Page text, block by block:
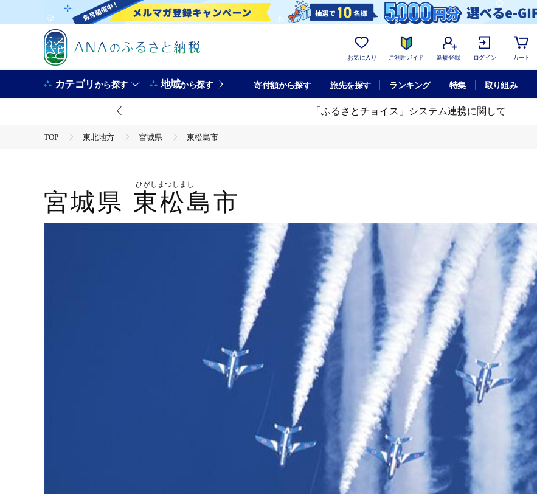
お気に入り ご利用ガイド 新規登録 ログイン カート
カテゴリから探す 地域から探す 寄付額から探す 旅先を探す ランキング 特集 取り組み
「ふるさとチョイス」システム連携に関して
TOP 東北地方 宮城県 東松島市
宮城県 東松島市
ひがしまつしまし